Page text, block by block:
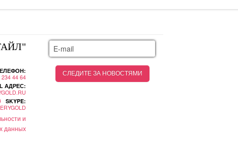
234 44 64
АДРЕС:
SKYPE:
и
данных